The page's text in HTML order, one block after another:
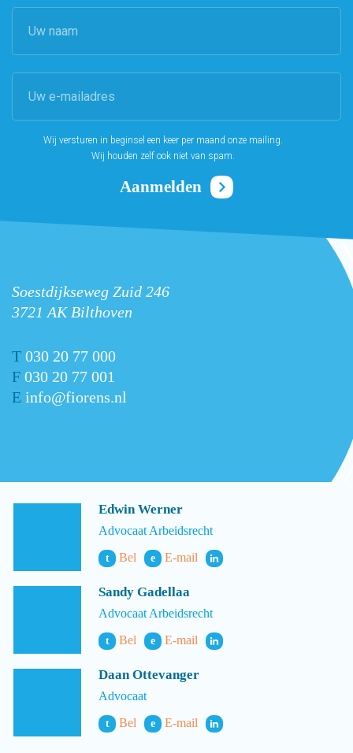
Wij versturen in beginsel een keer per maand onze mailing.
Wij houden zelf ook niet van spam.
Soestdijkseweg Zuid 246
3721 AK Bilthoven
T 030 20 77 000
F 030 20 77 001
E info@fiorens.nl
Edwin Werner
Advocaat Arbeidsrecht
t Bel e E-mail
Sandy Gadellaa
Advocaat Arbeidsrecht
t Bel e E-mail
Daan Ottevanger
Advocaat
t Bel e E-mail